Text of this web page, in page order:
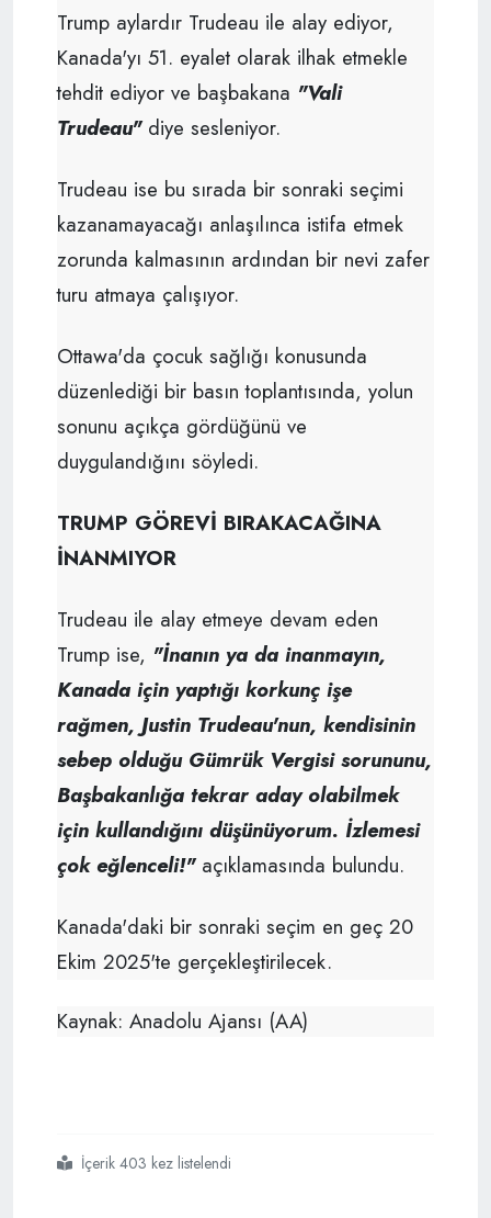
Trump aylardır Trudeau ile alay ediyor,
Kanada'yı 51. eyalet olarak ilhak etmekle
tehdit ediyor ve başbakana "Vali
Trudeau"diye sesleniyor.
Trudeau ise bu sırada bir sonraki seçimi
kazanamayacağı anlaşılınca istifa etmek
zorunda kalmasının ardından bir nevi zafer
turu atmaya çalışıyor.
Ottawa'da çocuk sağlığı konusunda
düzenlediği bir basın toplantısında, yolun
sonunu açıkça gördüğünü ve
duygulandığını söyledi.
TRUMP GÖREVİ BIRAKACAĞINA
İNANMIYOR
Trudeau ile alay etmeye devam eden
Trump ise, "İnanın ya da inanmayın,
Kanada için yaptığı korkunç işe
rağmen, Justin Trudeau'nun, kendisinin
sebep olduğu Gümrük Vergisi sorununu,
Başbakanlığa tekrar aday olabilmek
için kullandığını düşünüyorum. İzlemesi
çok eğlenceli!"açıklamasında bulundu.
Kanada'daki bir sonraki seçim en geç 20
Ekim 2025'te gerçekleştirilecek.
Kaynak: Anadolu Ajansı (AA)
#kanada
#justin trudeau
#siyonistİçerik 403 kez listelendi